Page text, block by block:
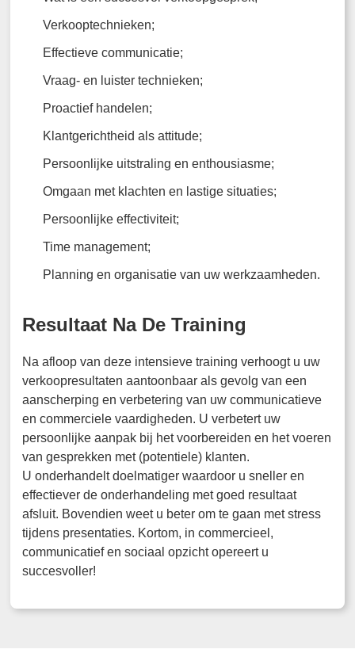
Verkooptechnieken;
Effectieve communicatie;
Vraag- en luister technieken;
Proactief handelen;
Klantgerichtheid als attitude;
Persoonlijke uitstraling en enthousiasme;
Omgaan met klachten en lastige situaties;
Persoonlijke effectiviteit;
Time management;
Planning en organisatie van uw werkzaamheden.
Resultaat Na De Training
Na afloop van deze intensieve training verhoogt u uw
verkoopresultaten aantoonbaar als gevolg van een
aanscherping en verbetering van uw communicatieve
en commerciele vaardigheden. U verbetert uw
persoonlijke aanpak bij het voorbereiden en het voeren
van gesprekken met (potentiele) klanten.
U onderhandelt doelmatiger waardoor u sneller en
effectiever de onderhandeling met goed resultaat
afsluit. Bovendien weet u beter om te gaan met stress
tijdens presentaties. Kortom, in commercieel,
communicatief en sociaal opzicht opereert u
succesvoller!